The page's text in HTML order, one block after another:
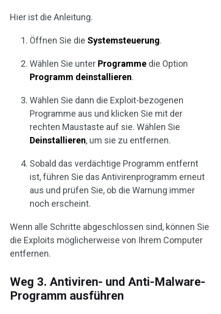
Hier ist die Anleitung.
Öffnen Sie die Systemsteuerung.
Wählen Sie unter Programme die Option
Programm deinstallieren.
Wählen Sie dann die Exploit-bezogenen
Programme aus und klicken Sie mit der
rechten Maustaste auf sie. Wählen Sie
Deinstallieren, um sie zu entfernen.
Sobald das verdächtige Programm entfernt
ist, führen Sie das Antivirenprogramm erneut
aus und prüfen Sie, ob die Warnung immer
noch erscheint.
Wenn alle Schritte abgeschlossen sind, können Sie
die Exploits möglicherweise von Ihrem Computer
entfernen.
Weg 3. Antiviren- und Anti-Malware-
Programm ausführen